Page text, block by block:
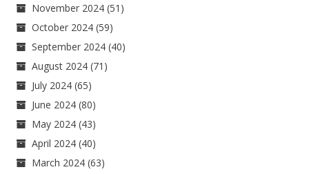
November 2024 (51)
October 2024 (59)
September 2024 (40)
August 2024 (71)
July 2024 (65)
June 2024 (80)
May 2024 (43)
April 2024 (40)
March 2024 (63)